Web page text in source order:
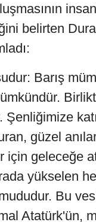
belirten
Barış
Şenliğimize
güzel
için geleceğe
yükselen
Bu
Atatürk'ün,